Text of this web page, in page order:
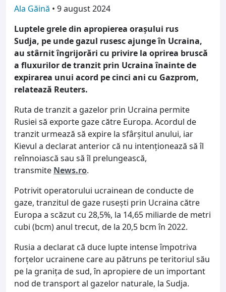
Ala Găină • 9 august 2024
Luptele grele din apropierea orașului rus
Sudja, pe unde gazul rusesc ajunge în Ucraina,
au stârnit îngrijorări cu privire la oprirea bruscă
a fluxurilor de tranzit prin Ucraina înainte de
expirarea unui acord pe cinci ani cu Gazprom,
relatează Reuters.
Ruta de tranzit a gazelor prin Ucraina permite
Rusiei să exporte gaze către Europa. Acordul de
tranzit urmează să expire la sfârşitul anului, iar
Kievul a declarat anterior că nu intenţionează să îl
reînnoiască sau să îl prelungească,
transmite News.ro.
Potrivit operatorului ucrainean de conducte de
gaze, tranzitul de gaze ruseşti prin Ucraina către
Europa a scăzut cu 28,5%, la 14,65 miliarde de metri
cubi (bcm) anul trecut, de la 20,5 bcm în 2022.
Rusia a declarat că duce lupte intense împotriva
forțelor ucrainene care au pătruns pe teritoriul său
pe la graniţa de sud, în apropiere de un important
nod de transport al gazelor naturale, la Sudja.